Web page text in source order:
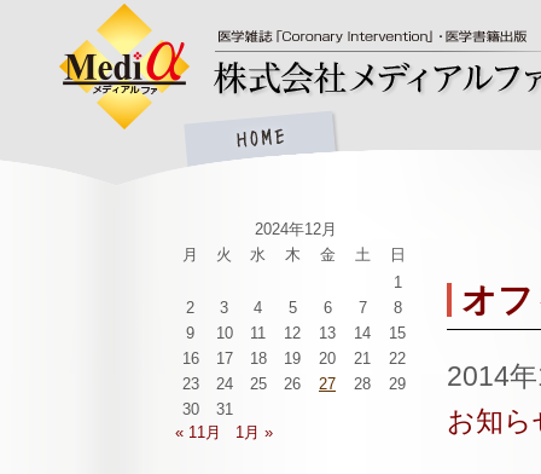
オ
2014
お知ら
2024年12月
月
火 水 木 金 土
日
1
2
3 4 5 6 7
8
9
10 11 12 13 14
15
16
17 18 19 20 21
22
23
24 25 26 27 28
29
30
31
« 11月
1月 »